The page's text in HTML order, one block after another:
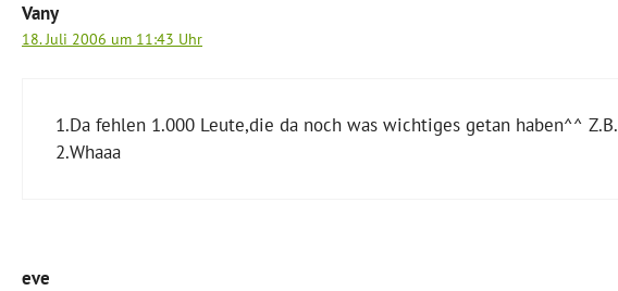
Vany
18. Juli 2006 um 11:43 Uhr
1.Da fehlen 1.000 Leute,die da noch was wichtiges getan haben^^
2.Whaaa
eve